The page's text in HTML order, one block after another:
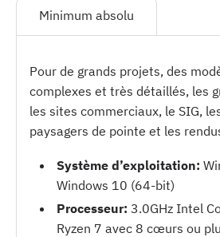
Minimum absolu
Pour de grands projets, des
complexes et très détaillés, les
les sites commerciaux, le SIG,
paysagers de pointe et les
Système d’exploitation:
Windows 10 (64-bit)
Processeur: 3.0GHz Intel
Ryzen 7 avec 8 cœurs ou